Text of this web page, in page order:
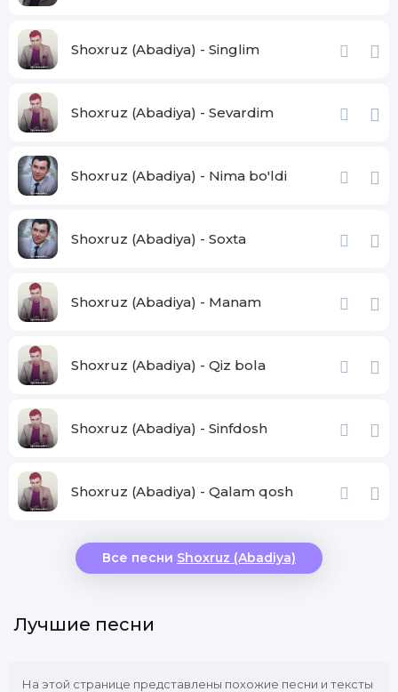
Shoxruz (Abadiya) - Singlim
Shoxruz (Abadiya) - Sevardim
Shoxruz (Abadiya) - Nima bo'ldi
Shoxruz (Abadiya) - Soxta
Shoxruz (Abadiya) - Manam
Shoxruz (Abadiya) - Qiz bola
Shoxruz (Abadiya) - Sinfdosh
Shoxruz (Abadiya) - Qalam qosh
Все песни Shoxruz (Abadiya)
Лучшие песни
На этой странице представлены похожие песни и тексты